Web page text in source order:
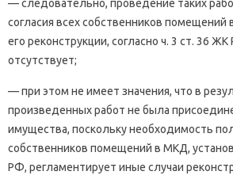
— следовательно, проведение таких
согласия всех собственников
его реконструкции, согласно ч. 3 ст. 36
отсутствует;
— при этом не имеет значения, что в
произведенных работ не была
имущества, поскольку необходимость
собственников помещений в МКД,
РФ, регламентирует иные случаи